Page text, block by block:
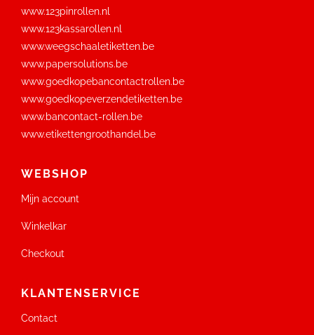
www.123pinrollen.nl
www.123kassarollen.nl
www.weegschaaletiketten.be
www.papersolutions.be
www.goedkopebancontactrollen.be
www.goedkopeverzendetiketten.be
www.bancontact-rollen.be
www.etikettengroothandel.be
WEBSHOP
Mijn account
Winkelkar
Checkout
KLANTENSERVICE
Contact